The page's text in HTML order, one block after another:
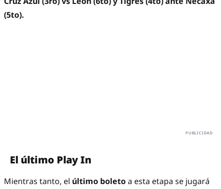
(5to).
El último Play In
Mientras tanto, el último boletoa esta etapa se jugará